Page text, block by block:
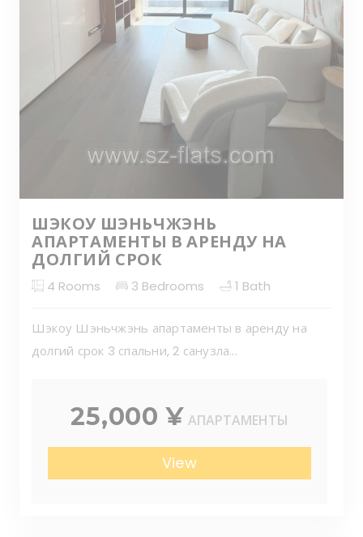
ШЭКОУ ШЭНЬЧЖЭНЬ
АПАРТАМЕНТЫ В АРЕНДУ НА
ДОЛГИЙ СРОК
4 Rooms 3 Bedrooms 1 Bath
Шэкоу Шэньчжэнь апартаменты в аренду на
долгий срок 3 спальни, 2 санузла...
25,000 ¥ АПАРТАМЕНТЫ
View